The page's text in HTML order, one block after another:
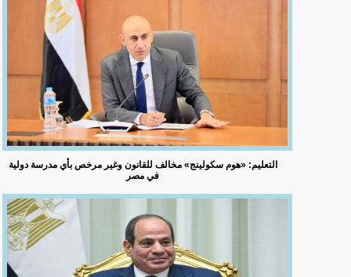
التعليم: «هوم سكولينج» مخالف للقانون وغير مرخص بأي مدرسة دولية
في مصر